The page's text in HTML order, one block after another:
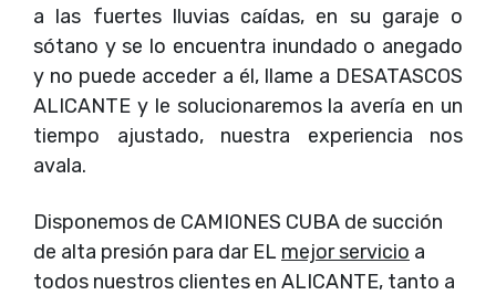
a las fuertes lluvias caídas, en su garaje o
sótano y se lo encuentra inundado o anegado
y no puede acceder a él, llame a DESATASCOS
ALICANTE y le solucionaremos la avería en un
tiempo ajustado, nuestra experiencia nos
avala.
Disponemos de CAMIONES CUBA de succión
de alta presión para dar EL mejor servicio a
todos nuestros clientes en ALICANTE, tanto a